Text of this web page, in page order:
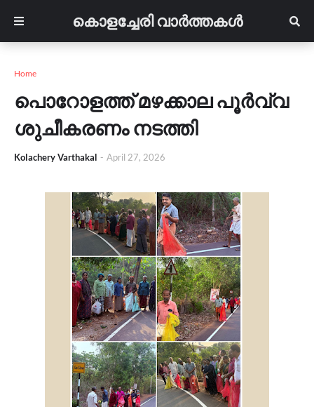
കൊളച്ചേരി വാർത്തകൾ
Home
പൊറോളത്ത് മഴക്കാല പൂർവ്വ
ശുചീകരണം നടത്തി
Kolachery Varthakal - April 27, 2026